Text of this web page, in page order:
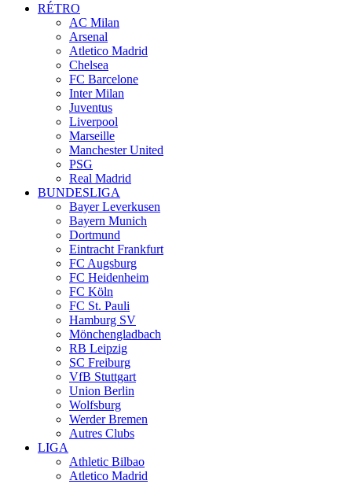
RÉTRO
AC Milan
Arsenal
Atletico Madrid
Chelsea
FC Barcelone
Inter Milan
Juventus
Liverpool
Marseille
Manchester United
PSG
Real Madrid
BUNDESLIGA
Bayer Leverkusen
Bayern Munich
Dortmund
Eintracht Frankfurt
FC Augsburg
FC Heidenheim
FC Köln
FC St. Pauli
Hamburg SV
Mönchengladbach
RB Leipzig
SC Freiburg
VfB Stuttgart
Union Berlin
Wolfsburg
Werder Bremen
Autres Clubs
LIGA
Athletic Bilbao
Atletico Madrid